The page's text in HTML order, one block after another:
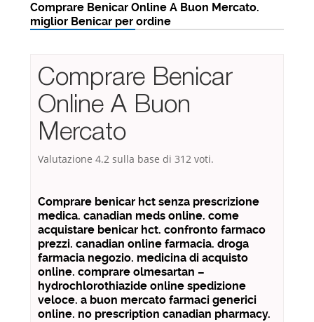
Comprare Benicar Online A Buon Mercato.
miglior Benicar per ordine
Comprare Benicar
Online A Buon
Mercato
Valutazione 4.2 sulla base di 312 voti.
Comprare benicar hct senza prescrizione
medica. canadian meds online. come
acquistare benicar hct. confronto farmaco
prezzi. canadian online farmacia. droga
farmacia negozio. medicina di acquisto
online. comprare olmesartan –
hydrochlorothiazide online spedizione
veloce. a buon mercato farmaci generici
online. no prescription canadian pharmacy.